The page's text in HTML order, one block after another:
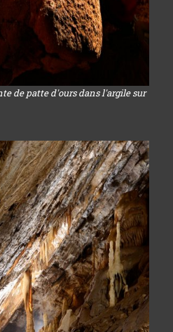
de patte d'ours dans l'argile sur